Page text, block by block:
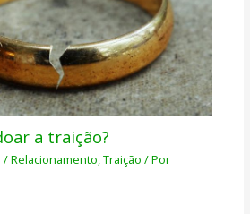
a traição?
/Relacionamento,Traição / Por